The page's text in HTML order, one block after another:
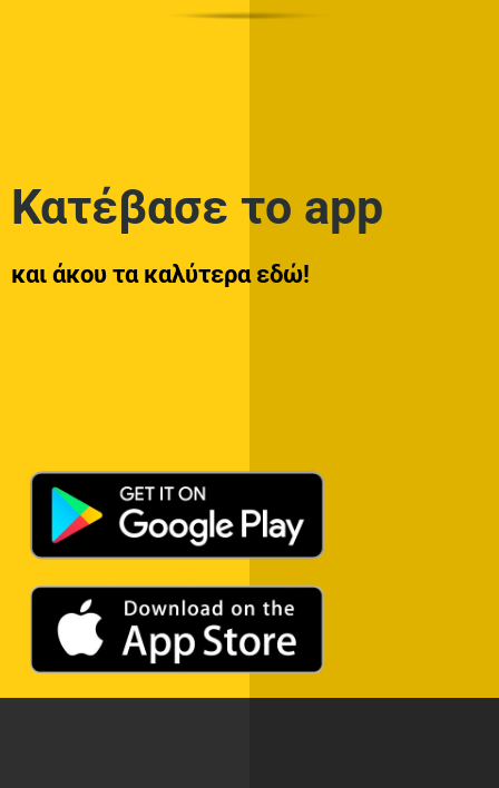
Κατέβασε το app
και άκου τα καλύτερα εδώ!